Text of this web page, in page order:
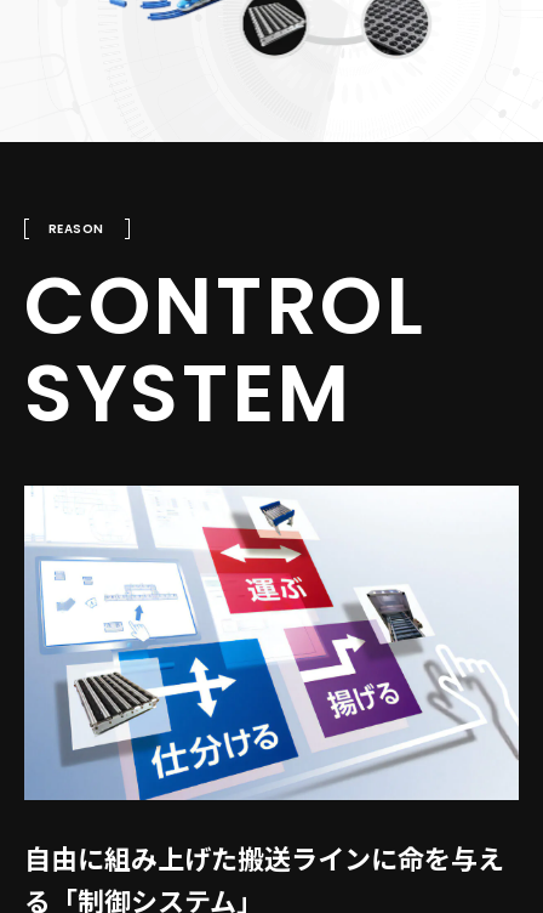
REASON
CONTROL
SYSTEM
自由に組み上げた搬送ラインに命を与え
る「制御システム」